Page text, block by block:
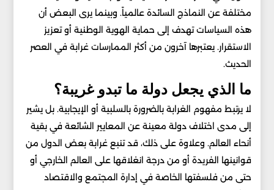
مختلفة عن النماذج السائدة عالمياً. وبينما يرى البعض أن
هذه السياسات تهدف إلى حماية الهوية الوطنية أو تعزيز
الاستقرار. يعتبرها آخرون من أكثر الممارسات غرابة في العصر
الحديث.
ما الذي يجعل دولة ما تبدو غريبة؟
لا يرتبط مفهوم الغرابة بالضرورة بالسلبية أو الإيجابية. بل يشير
إلى مدى اختلاف دولة معينة عن المعايير الشائعة في بقية
أنحاء العالم. وعلاوة على ذلك، قد تنبع غرابة بعض الدول من
قوانينها الفريدة أو من درجة انغلاقها على العالم الخارجي أو
حتى من فلسفتها الخاصة في إدارة المجتمع والاقتصاد